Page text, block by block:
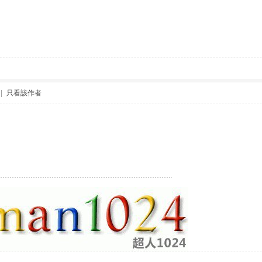
只看該作者